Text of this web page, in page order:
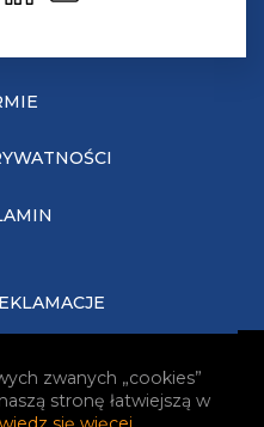
zwanych „cookies”
stronę łatwiejszą w